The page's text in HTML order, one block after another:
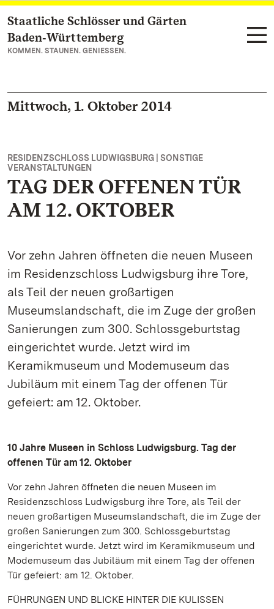
Zum Hauptinhalt springen
Staatliche Schlösser und Gärten
Baden‑Württemberg
KOMMEN. STAUNEN. GENIESSEN.
Mittwoch, 1. Oktober 2014
RESIDENZSCHLOSS LUDWIGSBURG | SONSTIGE
VERANSTALTUNGEN
TAG DER OFFENEN TÜR
AM 12. OKTOBER
Vor zehn Jahren öffneten die neuen Museen
im Residenzschloss Ludwigsburg ihre Tore,
als Teil der neuen großartigen
Museumslandschaft, die im Zuge der großen
Sanierungen zum 300. Schlossgeburtstag
eingerichtet wurde. Jetzt wird im
Keramikmuseum und Modemuseum das
Jubiläum mit einem Tag der offenen Tür
gefeiert: am 12. Oktober.
10 Jahre Museen in Schloss Ludwigsburg. Tag der
offenen Tür am 12. Oktober
Vor zehn Jahren öffneten die neuen Museen im
Residenzschloss Ludwigsburg ihre Tore, als Teil der
neuen großartigen Museumslandschaft, die im Zuge der
großen Sanierungen zum 300. Schlossgeburtstag
eingerichtet wurde. Jetzt wird im Keramikmuseum und
Modemuseum das Jubiläum mit einem Tag der offenen
Tür gefeiert: am 12. Oktober.
FÜHRUNGEN UND BLICKE HINTER DIE KULISSEN